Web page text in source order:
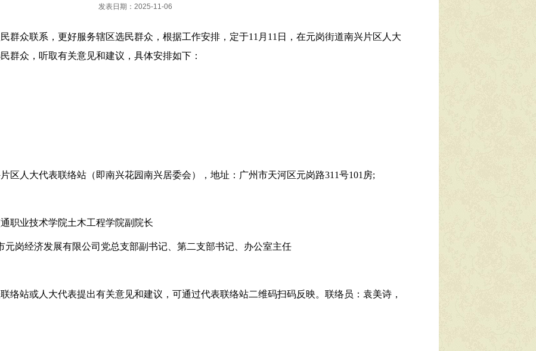
发表日期：2025-11-06
群众联系，更好服务辖区选民群众，根据工作安排，定于11月11日，在元岗街道南兴片区人大
群众，听取有关意见和建议，具体安排如下：
区人大代表联络站（即南兴花园南兴居委会），地址：广州市天河区元岗路311号101房;
职业技术学院土木工程学院副院长
岗经济发展有限公司党总支部副书记、第二支部书记、办公室主任
络站或人大代表提出有关意见和建议，可通过代表联络站二维码扫码反映。联络员：袁美诗，